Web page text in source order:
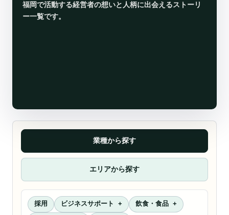
福岡で活動する経営者の想いと人柄に出会えるストーリ
ー一覧です。
業種から探す
エリアから探す
採用 ビジネスサポート 飲食・食品